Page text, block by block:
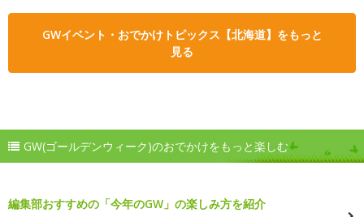
GWイベント・おでかけトピックス【北海道】をもっと
見る
GW(ゴールデンウィーク)のおでかけをもっと楽しむ
編集部おすすめの「今年のGW」の楽しみ方を紹介